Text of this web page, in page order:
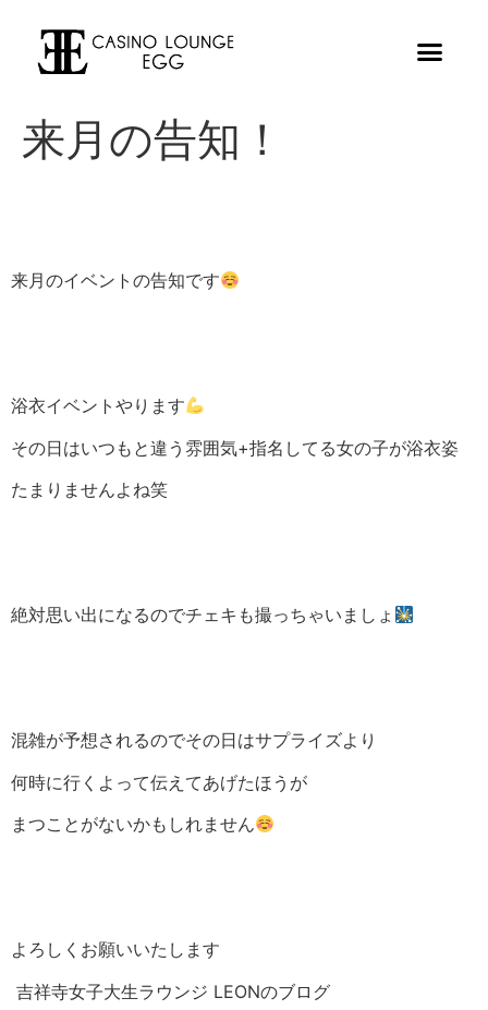
来月の告知！
来月のイベントの告知です
浴衣イベントやります
その日はいつもと違う雰囲気+指名してる女の子が浴衣姿
たまりませんよね笑
絶対思い出になるのでチェキも撮っちゃいましょ
混雑が予想されるのでその日はサプライズより
何時に行くよって伝えてあげたほうが
まつことがないかもしれません
よろしくお願いいたします
吉祥寺女子大生ラウンジ LEONのブログ